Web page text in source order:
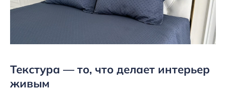
Текстура — то, что делает интерьер
живым